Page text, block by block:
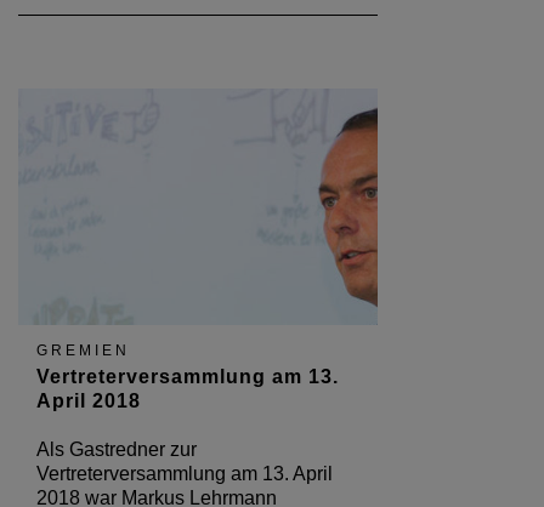
GREMIEN
Vertreterversammlung am 13.
April 2018
Als Gastredner zur
Vertreterversammlung am 13. April
2018 war Markus Lehrmann